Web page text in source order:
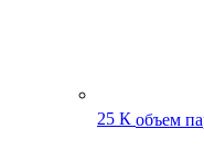
25 К объем